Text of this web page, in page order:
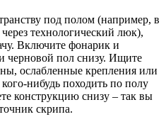
под полом (например, в
технологический люк),
Включите фонарик и
черновой пол снизу. Ищите
ослабленные крепления или
нибудь походить по полу
конструкцию снизу – так вы
скрипа.